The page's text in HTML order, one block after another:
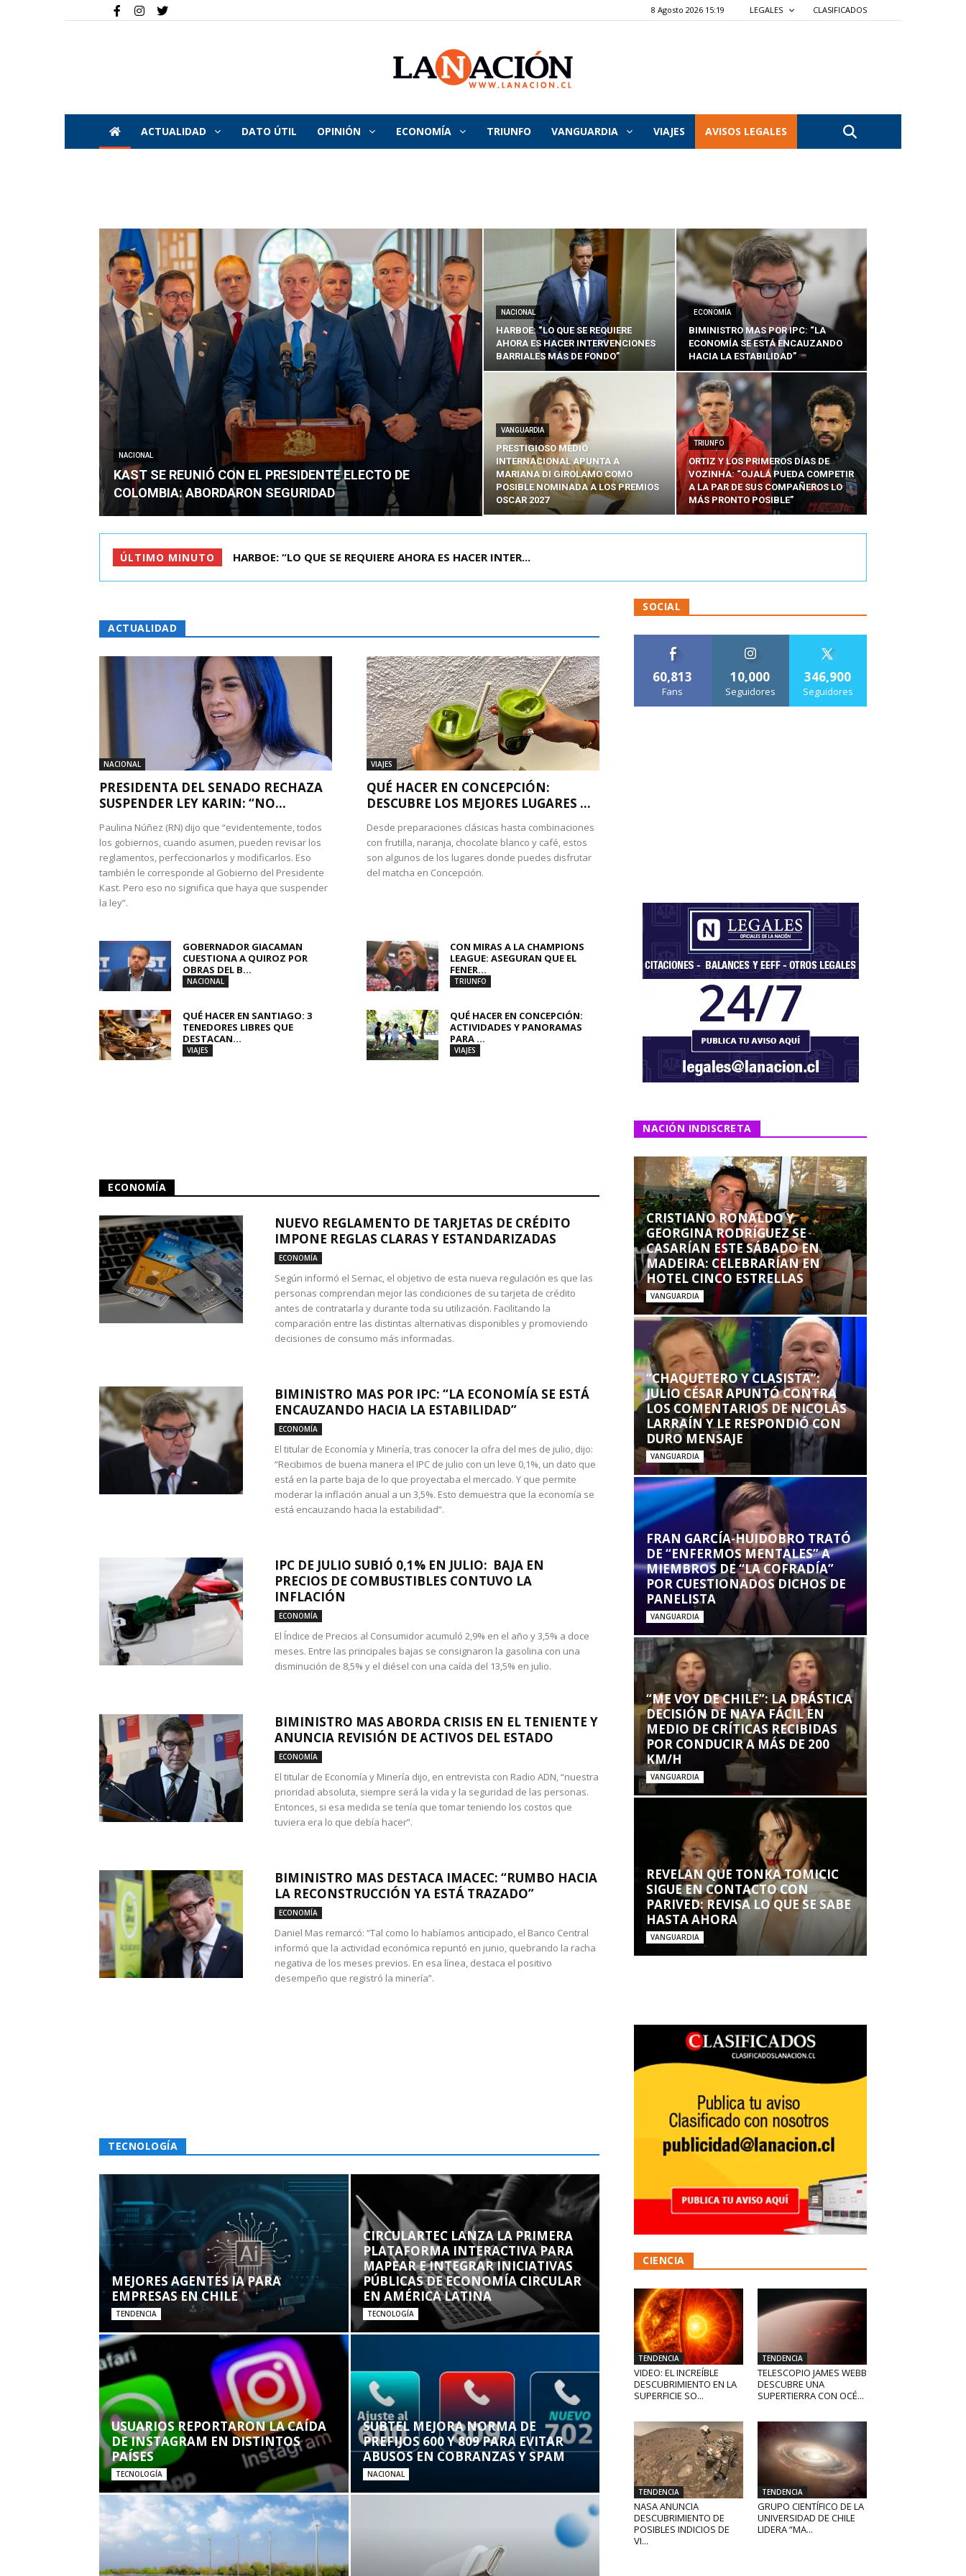
8 Agosto 2026 15:19 LEGALES CLASIFICADOS
La
Nación
ACTUALIDAD DATO ÚTIL OPINIÓN ECONOMÍA TRIUNFO VANGUARDIA VIAJES AVISOS LEGALES
NACIONAL
KAST SE REUNIÓ CON EL PRESIDENTE ELECTO DE
COLOMBIA: ABORDARON SEGURIDAD
NACIONAL
HARBOE: “LO QUE SE REQUIERE
AHORA ES HACER INTERVENCIONES
BARRIALES MÁS DE FONDO”
ECONOMÍA
BIMINISTRO MAS POR IPC: “LA
ECONOMÍA SE ESTÁ ENCAUZANDO
HACIA LA ESTABILIDAD”
VANGUARDIA
PRESTIGIOSO MEDIO
INTERNACIONAL APUNTA A
MARIANA DI GIROLAMO COMO
POSIBLE NOMINADA A LOS PREMIOS
OSCAR 2027
TRIUNFO
ORTIZ Y LOS PRIMEROS DÍAS DE
VOZINHA: “OJALÁ PUEDA COMPETIR
A LA PAR DE SUS COMPAÑEROS LO
MÁS PRONTO POSIBLE”
ÚLTIMO MINUTO BIMINISTRO MAS POR IPC: “LA ECONOMÍA SE ESTÁ ENC...
ACTUALIDAD
NACIONAL
PRESIDENTA DEL SENADO RECHAZA
SUSPENDER LEY KARIN: “NO...
Paulina Núñez (RN) dijo que “evidentemente, todos
los gobiernos, cuando asumen, pueden revisar los
reglamentos, perfeccionarlos y modificarlos. Eso
también le corresponde al Gobierno del Presidente
Kast. Pero eso no significa que haya que suspender
la ley”.
VIAJES
QUÉ HACER EN CONCEPCIÓN:
DESCUBRE LOS MEJORES LUGARES ...
Desde preparaciones clásicas hasta combinaciones
con frutilla, naranja, chocolate blanco y café, estos
son algunos de los lugares donde puedes disfrutar
del matcha en Concepción.
GOBERNADOR GIACAMAN
CUESTIONA A QUIROZ POR
OBRAS DEL B...
NACIONAL
CON MIRAS A LA CHAMPIONS
LEAGUE: ASEGURAN QUE EL
FENER...
TRIUNFO
QUÉ HACER EN SANTIAGO: 3
TENEDORES LIBRES QUE
DESTACAN...
VIAJES
QUÉ HACER EN CONCEPCIÓN:
ACTIVIDADES Y PANORAMAS
PARA ...
VIAJES
ECONOMÍA
NUEVO REGLAMENTO DE TARJETAS DE CRÉDITO
IMPONE REGLAS CLARAS Y ESTANDARIZADAS
ECONOMÍA
Según informó el Sernac, el objetivo de esta nueva regulación es que las
personas comprendan mejor las condiciones de su tarjeta de crédito
antes de contratarla y durante toda su utilización. Facilitando la
comparación entre las distintas alternativas disponibles y promoviendo
decisiones de consumo más informadas.
BIMINISTRO MAS POR IPC: “LA ECONOMÍA SE ESTÁ
ENCAUZANDO HACIA LA ESTABILIDAD”
ECONOMÍA
El titular de Economía y Minería, tras conocer la cifra del mes de julio, dijo:
“Recibimos de buena manera el IPC de julio con un leve 0,1%, un dato que
está en la parte baja de lo que proyectaba el mercado. Y que permite
moderar la inflación anual a un 3,5%. Esto demuestra que la economía se
está encauzando hacia la estabilidad”.
IPC DE JULIO SUBIÓ 0,1% EN JULIO: BAJA EN
PRECIOS DE COMBUSTIBLES CONTUVO LA
INFLACIÓN
ECONOMÍA
El Índice de Precios al Consumidor acumuló 2,9% en el año y 3,5% a doce
meses. Entre las principales bajas se consignaron la gasolina con una
disminución de 8,5% y el diésel con una caída del 13,5% en julio.
BIMINISTRO MAS ABORDA CRISIS EN EL TENIENTE Y
ANUNCIA REVISIÓN DE ACTIVOS DEL ESTADO
ECONOMÍA
El titular de Economía y Minería dijo, en entrevista con Radio ADN, “nuestra
prioridad absoluta, siempre será la vida y la seguridad de las personas.
Entonces, si esa medida se tenía que tomar teniendo los costos que
tuviera era lo que debía hacer”.
BIMINISTRO MAS DESTACA IMACEC: “RUMBO HACIA
LA RECONSTRUCCIÓN YA ESTÁ TRAZADO”
ECONOMÍA
Daniel Mas remarcó: “Tal como lo habíamos anticipado, el Banco Central
informó que la actividad económica repuntó en junio, quebrando la racha
negativa de los meses previos. En esa línea, destaca el positivo
desempeño que registró la minería”.
TECNOLOGÍA
MEJORES AGENTES IA PARA
EMPRESAS EN CHILE
TENDENCIA
CIRCULARTEC LANZA LA PRIMERA
PLATAFORMA INTERACTIVA PARA
MAPEAR E INTEGRAR INICIATIVAS
PÚBLICAS DE ECONOMÍA CIRCULAR
EN AMÉRICA LATINA
TECNOLOGÍA
USUARIOS REPORTARON LA CAÍDA
DE INSTAGRAM EN DISTINTOS
PAÍSES
TECNOLOGÍA
SUBTEL MEJORA NORMA DE
PREFIJOS 600 Y 809 PARA EVITAR
ABUSOS EN COBRANZAS Y SPAM
NACIONAL
SOCIAL
60,813
Fans
10,000
Seguidores
346,900
Seguidores
NACIÓN INDISCRETA
CRISTIANO RONALDO Y
GEORGINA RODRÍGUEZ SE
CASARÍAN ESTE SÁBADO EN
MADEIRA: CELEBRARÍAN EN
HOTEL CINCO ESTRELLAS
VANGUARDIA
“CHAQUETERO Y CLASISTA”:
JULIO CÉSAR APUNTÓ CONTRA
LOS COMENTARIOS DE NICOLÁS
LARRAÍN Y LE RESPONDIÓ CON
DURO MENSAJE
VANGUARDIA
FRAN GARCÍA-HUIDOBRO TRATÓ
DE “ENFERMOS MENTALES” A
MIEMBROS DE “LA COFRADÍA”
POR CUESTIONADOS DICHOS DE
PANELISTA
VANGUARDIA
“ME VOY DE CHILE”: LA DRÁSTICA
DECISIÓN DE NAYA FÁCIL EN
MEDIO DE CRÍTICAS RECIBIDAS
POR CONDUCIR A MÁS DE 200
KM/H
VANGUARDIA
REVELAN QUE TONKA TOMICIC
SIGUE EN CONTACTO CON
PARIVED: REVISA LO QUE SE SABE
HASTA AHORA
VANGUARDIA
CIENCIA
TENDENCIA
VIDEO: EL INCREÍBLE
DESCUBRIMIENTO EN LA
SUPERFICIE SO...
TENDENCIA
TELESCOPIO JAMES WEBB
DESCUBRE UNA
SUPERTIERRA CON OCÉ...
TENDENCIA
NASA ANUNCIA
DESCUBRIMIENTO DE
POSIBLES INDICIOS DE
VI...
TENDENCIA
GRUPO CIENTÍFICO DE LA
UNIVERSIDAD DE CHILE
LIDERA “MA...